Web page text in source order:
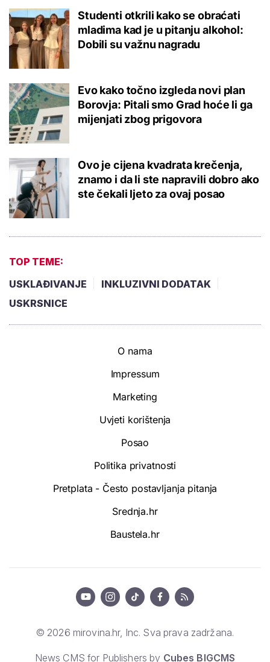
Studenti otkrili kako se obraćati
mladima kad je u pitanju alkohol:
Dobili su važnu nagradu
Evo kako točno izgleda novi plan
Borovja: Pitali smo Grad hoće li ga
mijenjati zbog prigovora
Ovo je cijena kvadrata krečenja,
znamo i da li ste napravili dobro ako
ste čekali ljeto za ovaj posao
TOP TEME:
USKLAĐIVANJE
INKLUZIVNI DODATAK
USKRSNICE
O nama
Impressum
Marketing
Uvjeti korištenja
Posao
Politika privatnosti
Pretplata - Često postavljanja pitanja
Srednja.hr
Baustela.hr
© 2026 mirovina.hr, Inc. Sva prava zadržana.
News CMS for Publishers by Cubes BIGCMS